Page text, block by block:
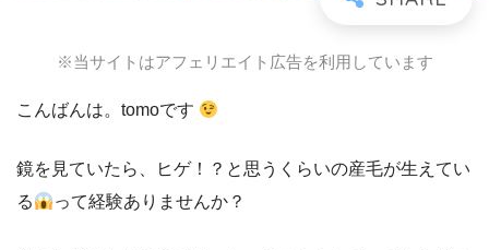
※当サイトはアフェリエイト広告を利用しています
こんばんは。tomoです
鏡を見ていたら、ヒゲ！？と思うくらいの産毛が生えてい
る
って経験ありませんか？